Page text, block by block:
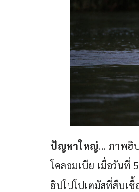
ปัญหาใหญ่… ภาพฮิป
โคลอมเบีย เมื่อวันที่
ฮิปโปโปเตมัสที่สืบเชื้